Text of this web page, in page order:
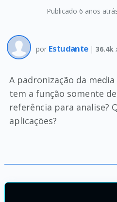
Publicado 6 anos
por Estudante | 36.4k
A padronização da
tem a função somente
referência para analise?
aplicações?